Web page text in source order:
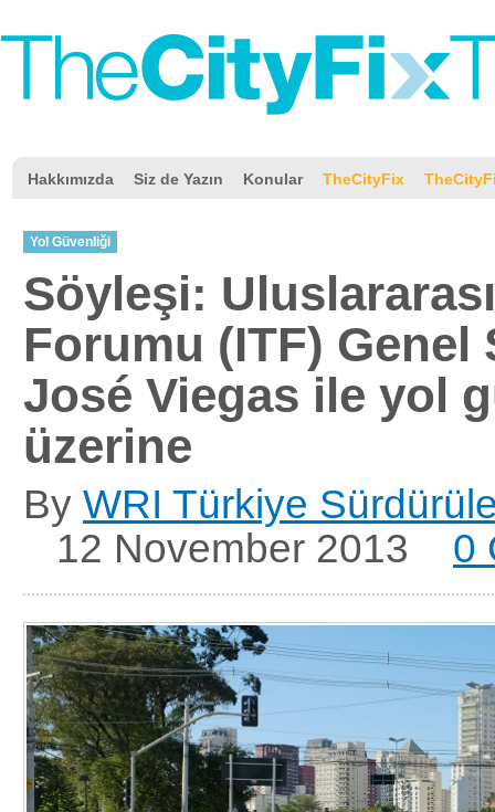
Hakkımızda Siz de Yazın Konular TheCityFix
Yol Güvenliği
Söyleşi:
Forumu (ITF) Genel
José Viegas ile yol
üzerine
By WRI Türkiye
12 November 2013
0